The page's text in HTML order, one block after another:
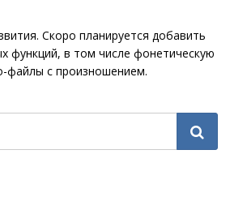
Скоро планируется добавить
функций, в том числе фонетическую
файлы с произношением.